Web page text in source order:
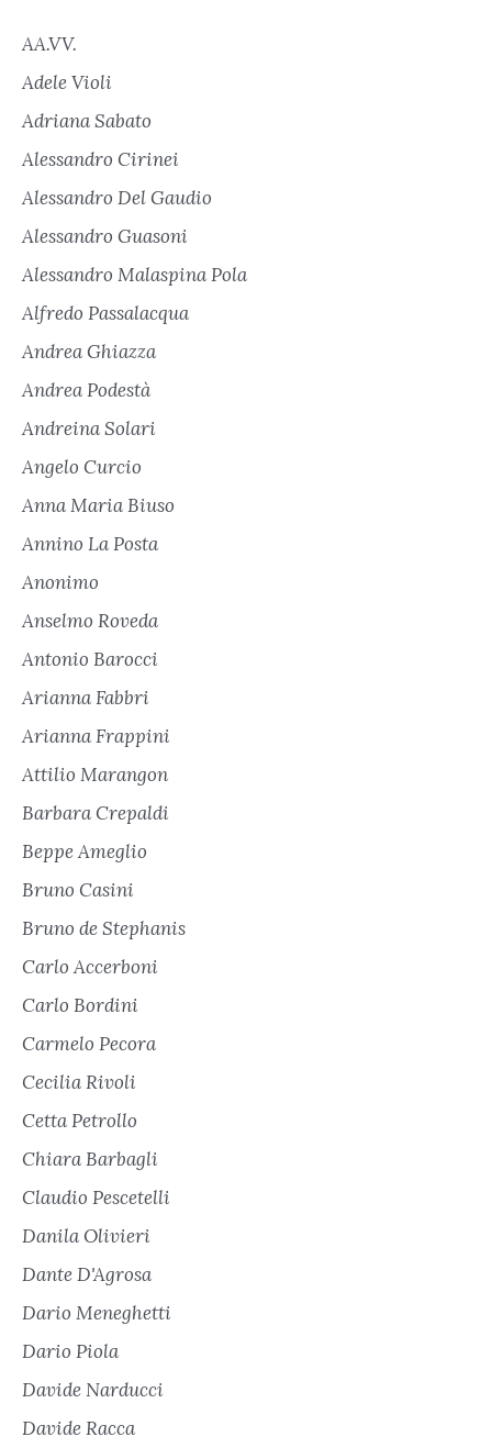
AA.VV.
Adele Violi
Adriana Sabato
Alessandro Cirinei
Alessandro Del Gaudio
Alessandro Guasoni
Alessandro Malaspina Pola
Alfredo Passalacqua
Andrea Ghiazza
Andrea Podestà
Andreina Solari
Angelo Curcio
Anna Maria Biuso
Annino La Posta
Anonimo
Anselmo Roveda
Antonio Barocci
Arianna Fabbri
Arianna Frappini
Attilio Marangon
Barbara Crepaldi
Beppe Ameglio
Bruno Casini
Bruno de Stephanis
Carlo Accerboni
Carlo Bordini
Carmelo Pecora
Cecilia Rivoli
Cetta Petrollo
Chiara Barbagli
Claudio Pescetelli
Danila Olivieri
Dante D'Agrosa
Dario Meneghetti
Dario Piola
Davide Narducci
Davide Racca